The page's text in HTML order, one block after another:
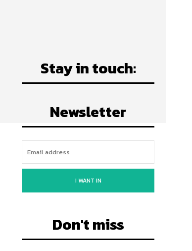
Stay in touch:
Newsletter
I WANT IN
Don't miss